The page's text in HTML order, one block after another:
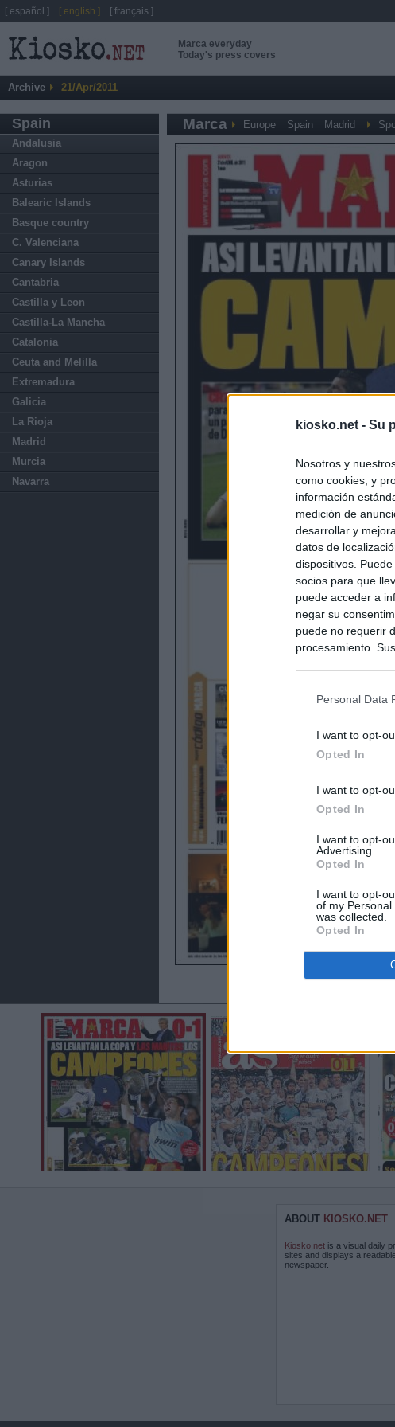
kiosko.net - Su
Nosotros y
como cookies, y
información
medición de
desarrollar y
datos de
dispositivos.
socios para que
puede acceder a
negar su
puede no requerir
procesamiento.
Personal Data
I want to opt-
Opted In
I want to opt-
Opted In
I want to opt-
Advertising.
Opted In
I want to opt-
of my
was collected.
Opted In
Marca everyday
Today's press covers
Archive 21/Apr/2011
Spain
Andalusia
Aragon
Asturias
Balearic Islands
Basque country
C. Valenciana
Canary Islands
Cantabria
Castilla y Leon
Castilla-La Mancha
Catalonia
Ceuta and Melilla
Extremadura
Galicia
La Rioja
Madrid
Murcia
Navarra
Marca Europe Spain Madrid
ABOUT KIOSKO.NET
Kiosko.net is a visual daily
sites and displays a
newspaper.
[ español ] [ english ] [ français ]